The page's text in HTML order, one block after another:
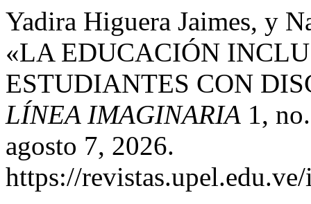
Yadira Higuera Jaimes, y
«LA EDUCACIÓN
ESTUDIANTES CON
LÍNEA IMAGINARIA 1,
agosto 7, 2026.
https://